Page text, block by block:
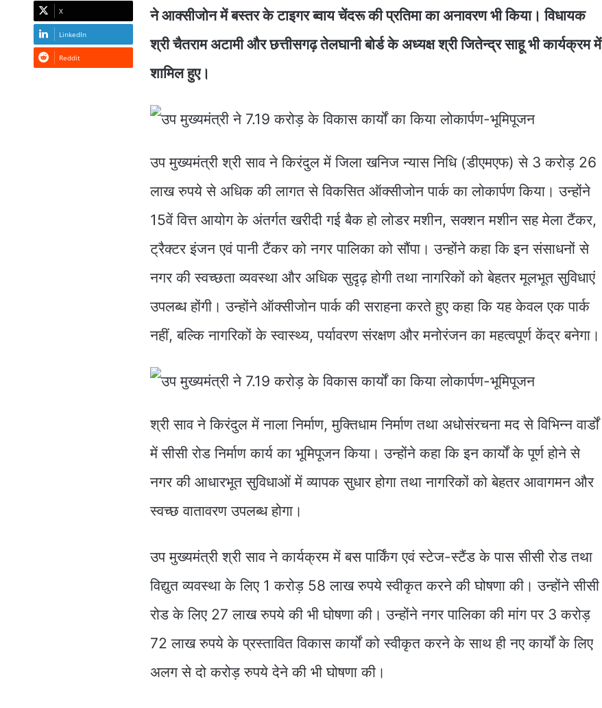
ने आक्सीजोन में बस्तर के टाइगर ब्वाय चेंदरू की प्रतिमा का अनावरण भी किया। विधायक
श्री चैतराम अटामी और छत्तीसगढ़ तेलघानी बोर्ड के अध्यक्ष श्री जितेन्द्र साहू भी कार्यक्रम में
शामिल हुए।
उप मुख्यमंत्री श्री साव ने किरंदुल में जिला खनिज न्यास निधि (डीएमएफ) से 3 करोड़ 26
लाख रुपये से अधिक की लागत से विकसित ऑक्सीजोन पार्क का लोकार्पण किया। उन्होंने
15वें वित्त आयोग के अंतर्गत खरीदी गई बैक हो लोडर मशीन, सक्शन मशीन सह मेला टैंकर,
ट्रैक्टर इंजन एवं पानी टैंकर को नगर पालिका को सौंपा। उन्होंने कहा कि इन संसाधनों से
नगर की स्वच्छता व्यवस्था और अधिक सुदृढ़ होगी तथा नागरिकों को बेहतर मूलभूत सुविधाएं
उपलब्ध होंगी। उन्होंने ऑक्सीजोन पार्क की सराहना करते हुए कहा कि यह केवल एक पार्क
नहीं, बल्कि नागरिकों के स्वास्थ्य, पर्यावरण संरक्षण और मनोरंजन का महत्वपूर्ण केंद्र बनेगा।
श्री साव ने किरंदुल में नाला निर्माण, मुक्तिधाम निर्माण तथा अधोसंरचना मद से विभिन्न वार्डों
में सीसी रोड निर्माण कार्य का भूमिपूजन किया। उन्होंने कहा कि इन कार्यों के पूर्ण होने से
नगर की आधारभूत सुविधाओं में व्यापक सुधार होगा तथा नागरिकों को बेहतर आवागमन और
स्वच्छ वातावरण उपलब्ध होगा।
उप मुख्यमंत्री श्री साव ने कार्यक्रम में बस पार्किंग एवं स्टेज-स्टैंड के पास सीसी रोड तथा
विद्युत व्यवस्था के लिए 1 करोड़ 58 लाख रुपये स्वीकृत करने की घोषणा की। उन्होंने सीसी
रोड के लिए 27 लाख रुपये की भी घोषणा की। उन्होंने नगर पालिका की मांग पर 3 करोड़
72 लाख रुपये के प्रस्तावित विकास कार्यों को स्वीकृत करने के साथ ही नए कार्यों के लिए
अलग से दो करोड़ रुपये देने की भी घोषणा की।
X
LinkedIn
Reddit